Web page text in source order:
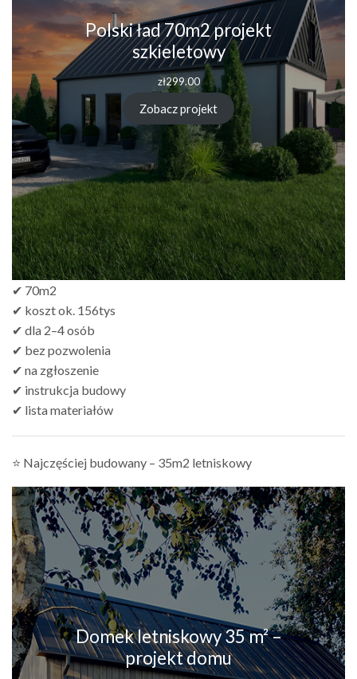
Polski ład 70m2 projekt
szkieletowy
zł299.00
Zobacz projekt
✔ 70m2
✔ koszt ok. 156tys
✔ dla 2–4 osób
✔ bez pozwolenia
✔ na zgłoszenie
✔ instrukcja budowy
✔ lista materiałów
⭐ Najczęściej budowany – 35m2 letniskowy
Domek letniskowy 35 m² –
projekt domu